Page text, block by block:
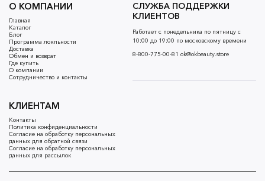
О КОМПАНИИ
Главная
Каталог
Блог
Программа лояльности
Доставка
Обмен и возврат
Где купить
О компании
Сотрудничество и контакты
КЛИЕНТАМ
Контакты
Политика конфиденциальности
Согласие на обработку персональных
данных для обратной связи
Согласие на обработку персональных
данных для рассылок
СЛУЖБА ПОДДЕРЖКИ
КЛИЕНТОВ
Работает с понедельника по пятницу с
10:00 до 19:00 по московскому времени
8-800-775-00-81 ok@okbeauty.store